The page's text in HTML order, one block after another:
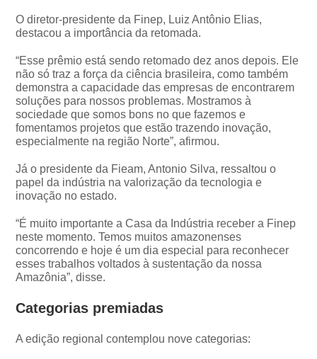
O diretor-presidente da Finep, Luiz Antônio Elias,
destacou a importância da retomada.
“Esse prêmio está sendo retomado dez anos depois. Ele
não só traz a força da ciência brasileira, como também
demonstra a capacidade das empresas de encontrarem
soluções para nossos problemas. Mostramos à
sociedade que somos bons no que fazemos e
fomentamos projetos que estão trazendo inovação,
especialmente na região Norte”, afirmou.
Já o presidente da Fieam, Antonio Silva, ressaltou o
papel da indústria na valorização da tecnologia e
inovação no estado.
“É muito importante a Casa da Indústria receber a Finep
neste momento. Temos muitos amazonenses
concorrendo e hoje é um dia especial para reconhecer
esses trabalhos voltados à sustentação da nossa
Amazônia”, disse.
Categorias premiadas
A edição regional contemplou nove categorias: